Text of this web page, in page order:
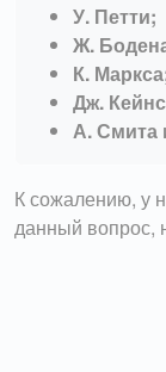
У. Петти;
Ж.
К.
Дж.
А. Смита
К сожалению, у
данный вопрос,